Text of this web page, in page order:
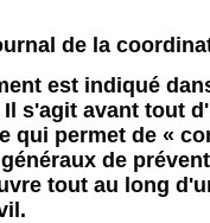
de la
est indiqué
s'agit avant tout
qui permet de «
de
tout au long